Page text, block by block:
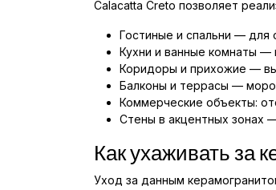
Calacatta Creto позволяет
Гостиные и спальни — для
Кухни и ванные комнаты —
Коридоры и прихожие —
Балконы и террасы —
Коммерческие объекты:
Стены в акцентных зонах
Как ухаживать за
Уход за данным